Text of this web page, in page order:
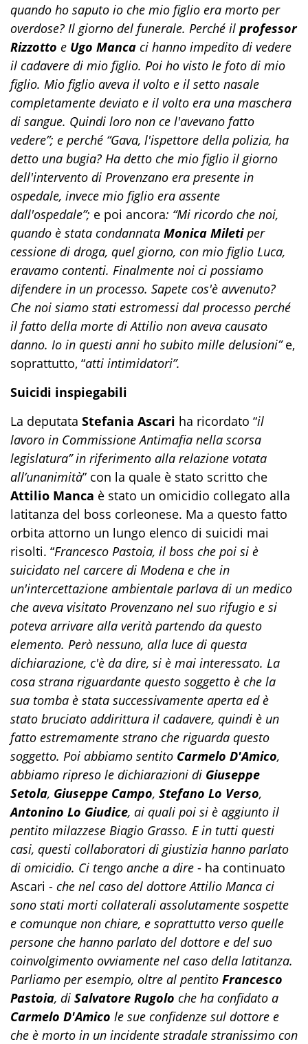
quando ho saputo io che mio figlio era morto per
overdose? Il giorno del funerale. Perché il professor
Rizzotto e Ugo Manca ci hanno impedito di vedere
il cadavere di mio figlio. Poi ho visto le foto di mio
figlio. Mio figlio aveva il volto e il setto nasale
completamente deviato e il volto era una maschera
di sangue. Quindi loro non ce l'avevano fatto
vedere”; e perché “Gava, l'ispettore della polizia, ha
detto una bugia? Ha detto che mio figlio il giorno
dell'intervento di Provenzano era presente in
ospedale, invece mio figlio era assente
dall'ospedale”; e poi ancora: “Mi ricordo che noi,
quando è stata condannata Monica Miletiper
cessione di droga, quel giorno, con mio figlio Luca,
eravamo contenti. Finalmente noi ci possiamo
difendere in un processo. Sapete cos'è avvenuto?
Che noi siamo stati estromessi dal processo perché
il fatto della morte di Attilio non aveva causato
danno. Io in questi anni ho subito mille delusioni”e,
soprattutto, “atti intimidatori”.
Suicidi inspiegabili
La deputata Stefania Ascari ha ricordato “il
lavoro in Commissione Antimafia nella scorsa
legislatura” in riferimento alla relazione votata
all’unanimità” con la quale è stato scritto che
Attilio Manca è stato un omicidio collegato alla
latitanza del boss corleonese. Ma a questo fatto
orbita attorno un lungo elenco di suicidi mai
risolti. “Francesco Pastoia, il boss che poi si è
suicidato nel carcere di Modena e che in
un'intercettazione ambientale parlava di un medico
che aveva visitato Provenzano nel suo rifugio e si
poteva arrivare alla verità partendo da questo
elemento. Però nessuno, alla luce di questa
dichiarazione, c'è da dire, si è mai interessato. La
cosa strana riguardante questo soggetto è che la
sua tomba è stata successivamente aperta ed è
stato bruciato addirittura il cadavere, quindi è un
fatto estremamente strano che riguarda questo
soggetto. Poi abbiamo sentito Carmelo D'Amico,
abbiamo ripreso le dichiarazioni di Giuseppe
Setola, Giuseppe Campo, Stefano Lo Verso,
Antonino Lo Giudice, ai quali poi si è aggiunto il
pentito milazzese Biagio Grasso. E in tutti questi
casi, questi collaboratori di giustizia hanno parlato
di omicidio. Ci tengo anche a dire - ha continuato
Ascari - che nel caso del dottore Attilio Manca ci
sono stati morti collaterali assolutamente sospette
e comunque non chiare, e soprattutto verso quelle
persone che hanno parlato del dottore e del suo
coinvolgimento ovviamente nel caso della latitanza.
Parliamo per esempio, oltre al pentito Francesco
Pastoia, di Salvatore Rugolo che ha confidato a
Carmelo D'Amico le sue confidenze sul dottore e
che è morto in un incidente stradale stranissimo con